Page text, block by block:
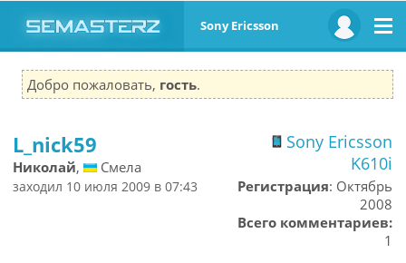
Sony Ericsson
Добро пожаловать, гость.
L_nick59
Николай, Смела
заходил 10 июля 2009 в 07:43
Sony Ericsson
K610i
Регистрация: Октябрь
2008
Всего комментариев:
1